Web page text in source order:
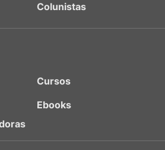
Colunistas
Cursos
Ebooks